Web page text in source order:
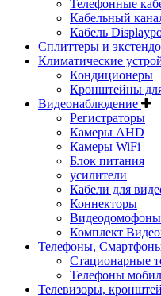
Телефонные
Кабельный
Кабель
Сплиттеры и
Климатические
Кондиционеры
Кронштейны
Видеонаблюдение
Регистраторы
Камеры AHD
Камеры WiFi
Блок питания
усилители
Кабели для
Коннекторы
Видеодомофоны
Комплект
Телефоны,
Стационарные
Телефоны
Телевизоры,